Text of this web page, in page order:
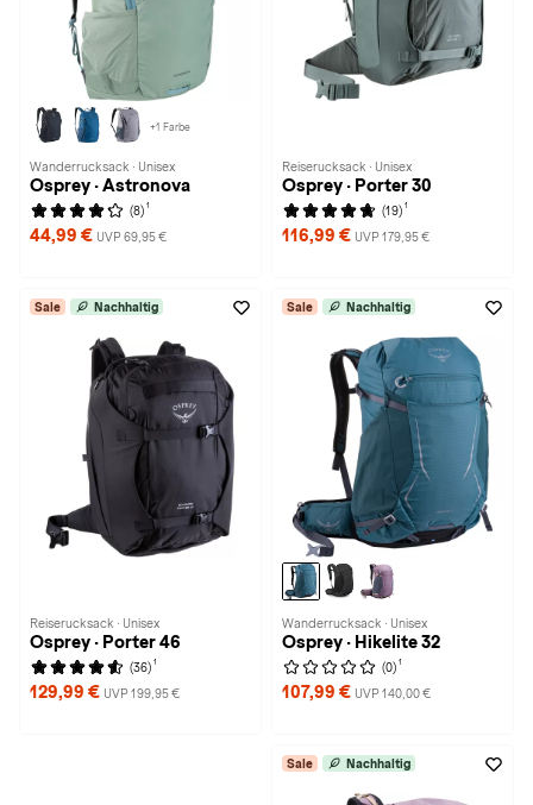
+1 Farbe
Wanderrucksack · Unisex
Osprey · Astronova
(8) 1
44,99 € UVP 69,95 €
Reiserucksack · Unisex
Osprey · Porter 30
(19) 1
116,99 € UVP 179,95 €
Sale Nachhaltig
Reiserucksack · Unisex
Osprey · Porter 46
(36) 1
129,99 € UVP 199,95 €
Sale Nachhaltig
Wanderrucksack · Unisex
Osprey · Hikelite 32
(0) 1
107,99 € UVP 140,00 €
Sale Nachhaltig